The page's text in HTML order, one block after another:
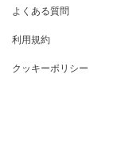
よくある質問
利用規約
クッキーポリシー